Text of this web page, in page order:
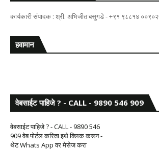
कार्यकारी संपादक : श्री. अभिजीत बसुगडे - +९१ ९८८१४ ००९०२
हवामान
वेबसाईट पाहिजे ? - CALL - 9890 546 909
वेबसाईट पाहिजे ? - CALL - 9890 546
909 वेब पोर्टल करिता इथे क्लिक करून -
थेट Whats App वर मेसेज करा